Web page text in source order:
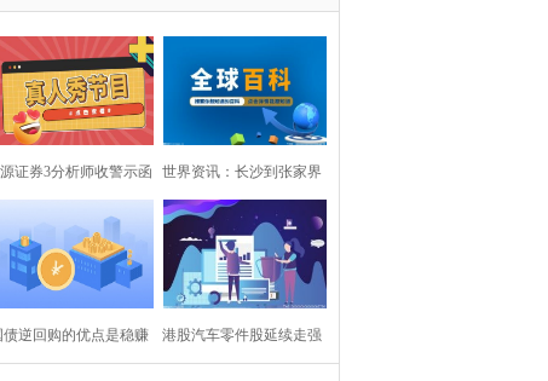
证券3分析师收警示函
报存引用数据错误等问
题|全球报资讯
世界资讯：长沙到张家界
多少公里？长沙的旅游景
点有哪些地方？
债逆回购的优点是稳赚 港股汽车零件股延续走强